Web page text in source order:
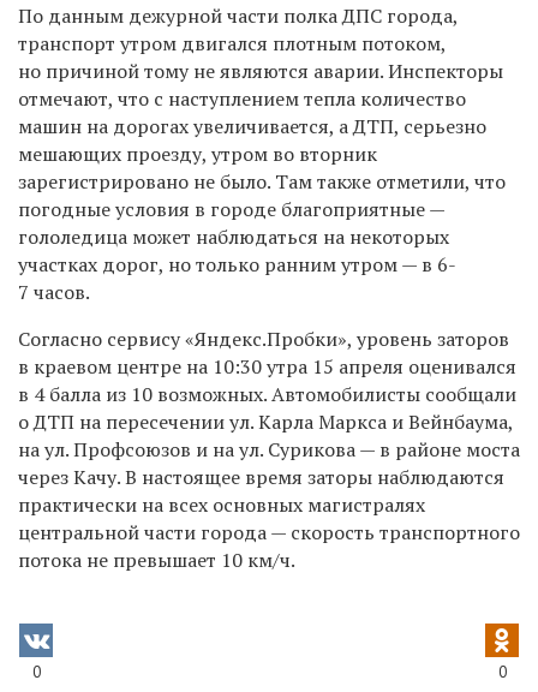
По данным дежурной части полка ДПС города,
транспорт утром двигался плотным потоком,
но причиной тому не являются аварии. Инспекторы
отмечают, что с наступлением тепла количество
машин на дорогах увеличивается, а ДТП, серьезно
мешающих проезду, утром во вторник
зарегистрировано не было. Там также отметили, что
погодные условия в городе благоприятные —
гололедица может наблюдаться на некоторых
участках дорог, но только ранним утром — в 6-
7 часов.
Согласно сервису «Яндекс.Пробки», уровень заторов
в краевом центре на 10:30 утра 15 апреля оценивался
в 4 балла из 10 возможных. Автомобилисты сообщали
о ДТП на пересечении ул. Карла Маркса и Вейнбаума,
на ул. Профсоюзов и на ул. Сурикова — в районе моста
через Качу. В настоящее время заторы наблюдаются
практически на всех основных магистралях
центральной части города — скорость транспортного
потока не превышает 10 км/ч.
0 0